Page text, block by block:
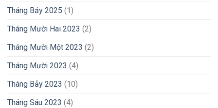
Tháng Bảy 2025 (1)
Tháng Mười Hai 2023 (2)
Tháng Mười Một 2023 (2)
Tháng Mười 2023 (4)
Tháng Bảy 2023 (10)
Tháng Sáu 2023 (4)